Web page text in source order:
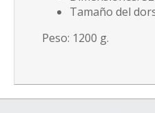
Tamaño del
Peso: 1200 g.